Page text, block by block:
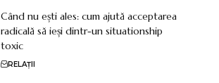
Când nu ești ales: cum ajută acceptarea
radicală să ieși dintr-un situationship
toxic
RELAȚII